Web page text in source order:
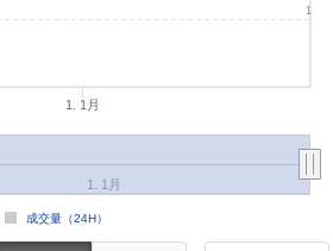
1. 1月
成交量（24H）
1. 1月
1